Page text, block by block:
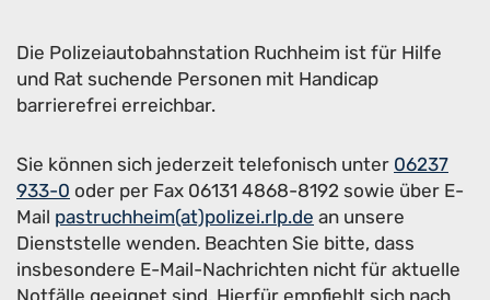
Die Polizeiautobahnstation Ruchheim ist für Hilfe
und Rat suchende Personen mit Handicap
barrierefrei erreichbar.
Sie können sich jederzeit telefonisch unter 06237
933-0 oder per Fax 06131 4868-8192 sowie über E-
Mail pastruchheim(at)polizei.rlp.de an unsere
Dienststelle wenden. Beachten Sie bitte, dass
insbesondere E-Mail-Nachrichten nicht für aktuelle